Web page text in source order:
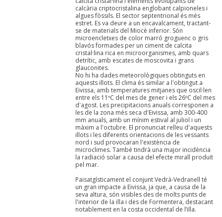
calcària criptocristalina englobant calpioneles i
algues fòssils. El sector septentrional és més
estret. Es va deure a un encavalcament, tractant-
se de materials del Miocè inferior. Són
microencletxes de color marró groguenc o gris
blavós formades per un ciment de calcita
cristal·lina rica en microorganismes, amb quars
detrític, amb escates de moscovita i grans
glauconites.
No hi ha dades meteorològiques obtinguts en
aquests illots. El clima és similar a l'obtingut a
Eivissa, amb temperatures mitjanes que oscil·len
entre els 11ºC del mes de gener i els 26ºC del mes
d'agost. Les precipitacions anuals corresponen a
les de la zona més seca d'Eivissa, amb 300-400
mm anuals, amb un mínim estival al juliol i un
màxim a l'octubre. El pronunciat relleu d'aquests
illots i les diferents orientacions de les vessants
nord i sud provocaran l'existència de
microclimes. També tindrà una major incidència
la radiació solar a causa del efecte mirall produït
pel mar.
Paisatgísticament el conjunt Vedrà-Vedranell té
un gran impacte a Eivissa, ja que, a causa de la
seva altura, són visibles des de molts punts de
l'interior de la illa i des de Formentera, destacant
notablement en la costa occidental de l’illa.